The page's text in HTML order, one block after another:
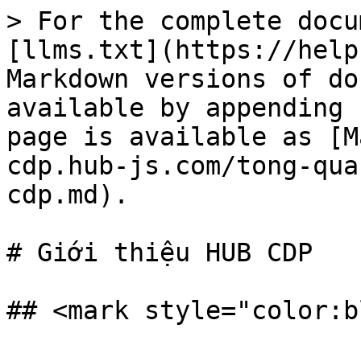
> For the complete
[llms.txt](https://
Markdown versions of
available by
page is available as
cdp.hub-js.com/tong-
cdp.md).
# Giới thiệu HUB CDP
## <mark